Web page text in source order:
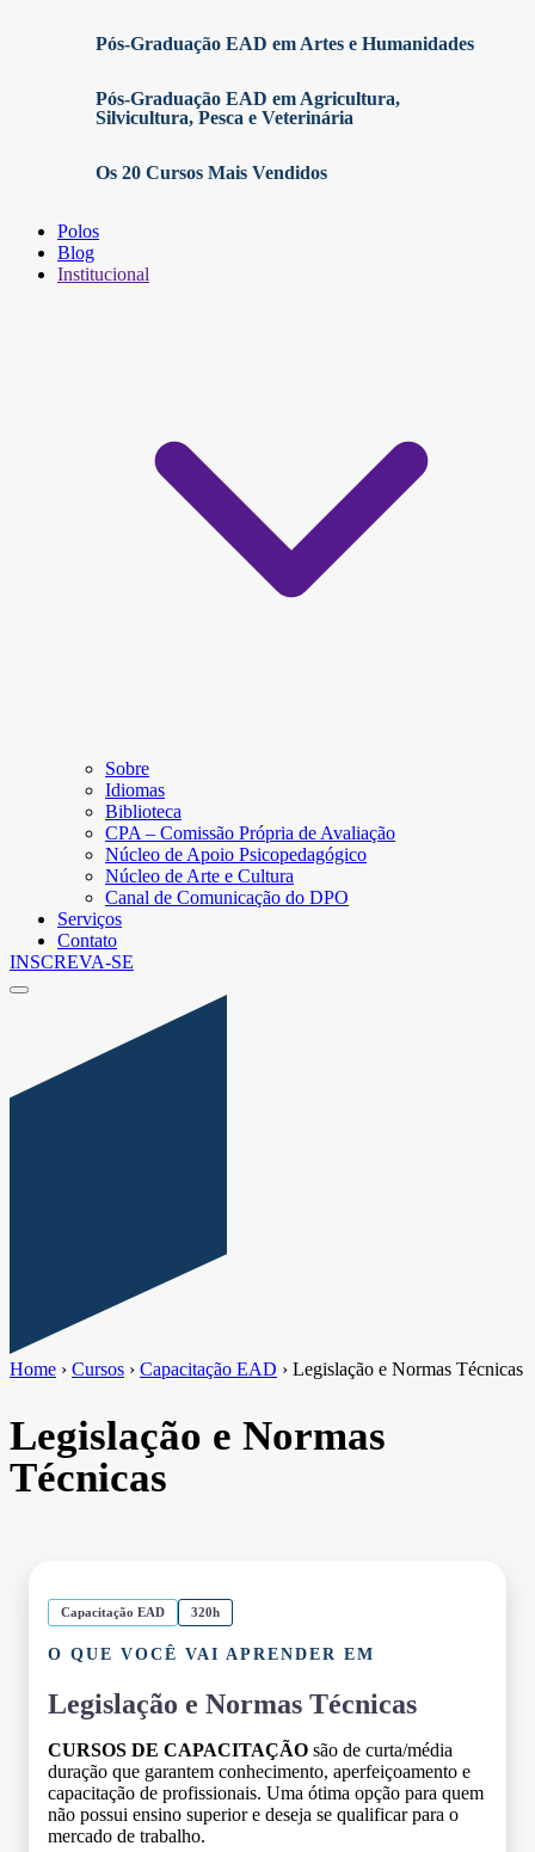
Pós-Graduação EAD em Artes e Humanidades
Pós-Graduação EAD em Agricultura,
Silvicultura, Pesca e Veterinária
Os 20 Cursos Mais Vendidos
Polos
Blog
Institucional
Sobre
Idiomas
Biblioteca
CPA – Comissão Própria de Avaliação
Núcleo de Apoio Psicopedagógico
Núcleo de Arte e Cultura
Canal de Comunicação do DPO
Serviços
Contato
INSCREVA-SE
Home › Cursos › Capacitação EAD › Legislação e Normas Técnicas
Legislação e Normas
Técnicas
Capacitação EAD 320h
O QUE VOCÊ VAI APRENDER EM
Legislação e Normas Técnicas
CURSOS DE CAPACITAÇÃO são de curta/média
duração que garantem conhecimento, aperfeiçoamento e
capacitação de profissionais. Uma ótima opção para quem
não possui ensino superior e deseja se qualificar para o
mercado de trabalho.